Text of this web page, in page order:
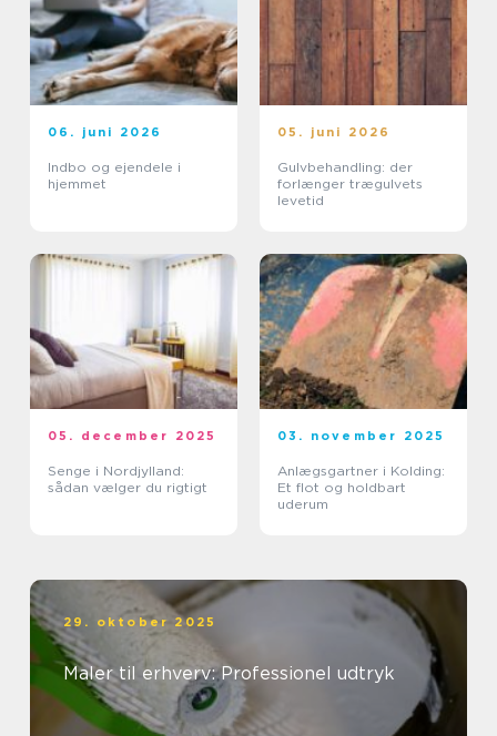
06. juni 2026
Indbo og ejendele i
hjemmet
05. juni 2026
Gulvbehandling: der
forlænger trægulvets
levetid
05. december 2025
Senge i Nordjylland:
sådan vælger du rigtigt
03. november 2025
Anlægsgartner i Kolding:
Et flot og holdbart
uderum
29. oktober 2025
Maler til erhverv: Professionel udtryk